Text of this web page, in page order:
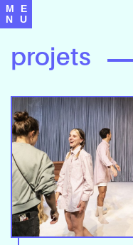
M
E
N
U
projets